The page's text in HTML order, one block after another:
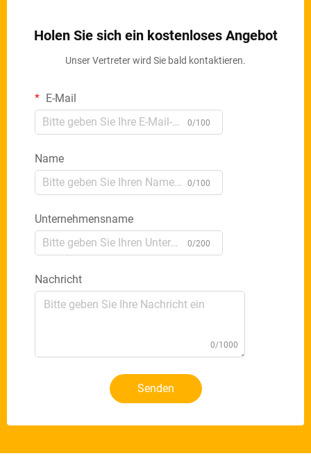
Holen Sie sich ein kostenloses Angebot
Unser Vertreter wird Sie bald kontaktieren.
E-Mail
0/100
Name
0/100
Unternehmensname
0/200
Nachricht
0/1000
Senden